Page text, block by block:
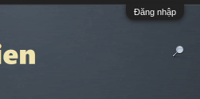
Đăng nhập